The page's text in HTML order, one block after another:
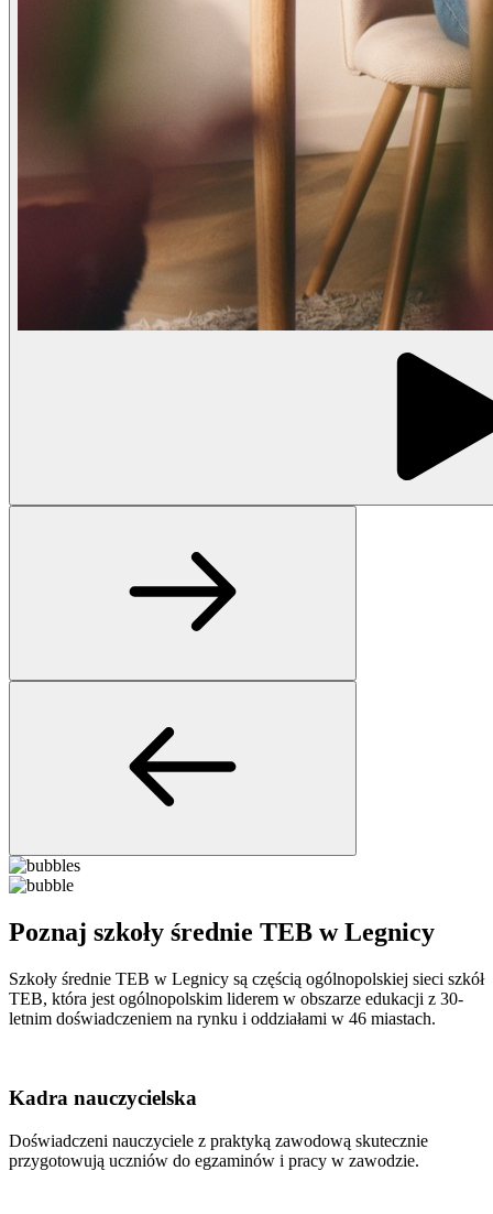
Poznaj szkoły średnie TEB w Legnicy
Szkoły średnie TEB w Legnicy są częścią ogólnopolskiej sieci szkół
TEB, która jest ogólnopolskim liderem w obszarze edukacji z 30-
letnim doświadczeniem na rynku i oddziałami w 46 miastach.
Kadra nauczycielska
Doświadczeni nauczyciele z praktyką zawodową skutecznie
przygotowują uczniów do egzaminów i pracy w zawodzie.